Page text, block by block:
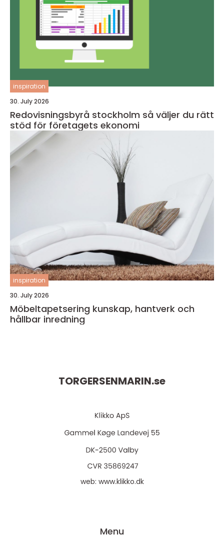
inspiration
30. July 2026
Redovisningsbyrå stockholm så väljer du rätt
stöd för företagets ekonomi
inspiration
30. July 2026
Möbeltapetsering kunskap, hantverk och
hållbar inredning
TORGERSENMARIN.se
web: www.klikko.dk
Menu